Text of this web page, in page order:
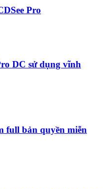
Pro
DC sử dụng vĩnh
full bản quyền miễn